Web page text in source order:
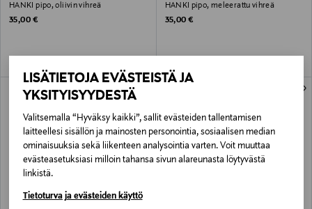
LISÄTIETOJA EVÄSTEISTÄ JA
YKSITYISYYDESTÄ
Valitsemalla “Hyväksy kaikki”, sallit evästeiden tallentamisen
laitteellesi sisällön ja mainosten personointia, sosiaalisen median
ominaisuuksia sekä liikenteen analysointia varten. Voit muuttaa
evästeasetuksiasi milloin tahansa sivun alareunasta löytyvästä
linkistä.
Tietoturva ja evästeiden käyttö
HANKI pipo, oliivin vihreä
Original Price
35,00 €
HANKI pipo, meleerattu vihreä
Original Price
35,00 €